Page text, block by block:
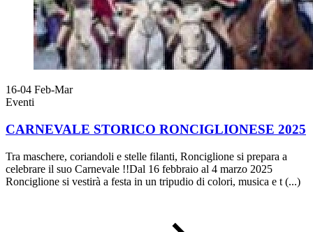
16-04 Feb-Mar
Eventi
CARNEVALE STORICO RONCIGLIONESE 2025
Tra maschere, coriandoli e stelle filanti, Ronciglione si prepara a
celebrare il suo Carnevale !!Dal 16 febbraio al 4 marzo 2025
Ronciglione si vestirà a festa in un tripudio di colori, musica e t (...)